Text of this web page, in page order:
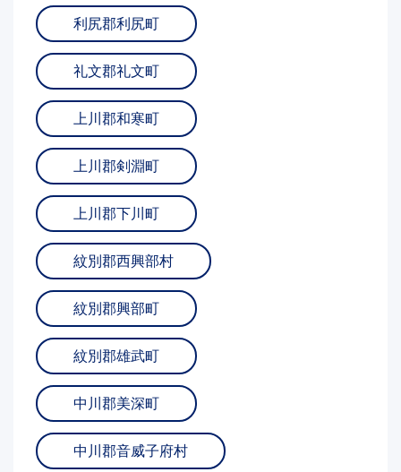
利尻郡利尻町
礼文郡礼文町
上川郡和寒町
上川郡剣淵町
上川郡下川町
紋別郡西興部村
紋別郡興部町
紋別郡雄武町
中川郡美深町
中川郡音威子府村